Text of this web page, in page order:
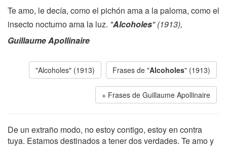
Te amo, le decía, como el pichón ama a la paloma, como el
insecto nocturno ama la luz. "Alcoholes" (1913),
Guillaume Apollinaire
"Alcoholes" (1913) Frases de "Alcoholes" (1913)
Frases de Guillaume Apollinaire
De un extraño modo, no estoy contigo, estoy en contra
tuya. Estamos destinados a tener dos verdades. Te amo y